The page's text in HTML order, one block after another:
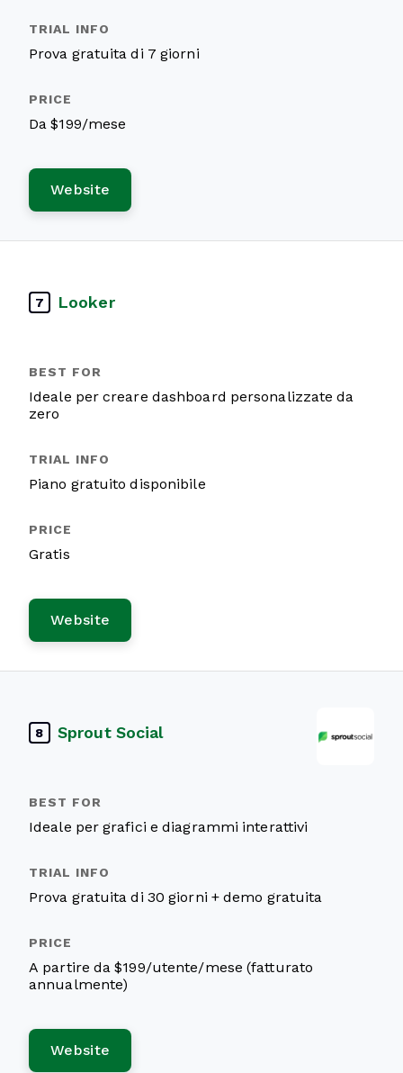
Prova gratuita di 7 giorni
Da $199/mese
Website
7 Looker
Ideale per creare dashboard personalizzate da
zero
Piano gratuito disponibile
Gratis
Website
8 Sprout Social
Ideale per grafici e diagrammi interattivi
Prova gratuita di 30 giorni + demo gratuita
A partire da $199/utente/mese (fatturato
annualmente)
Website